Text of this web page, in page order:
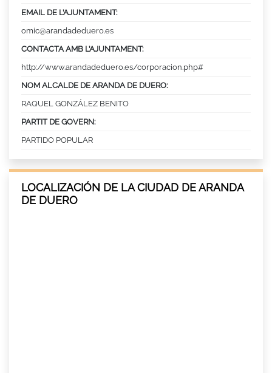
EMAIL DE L’AJUNTAMENT:
omic@arandadeduero.es
CONTACTA AMB L’AJUNTAMENT:
http://www.arandadeduero.es/corporacion.php#
NOM ALCALDE DE ARANDA DE DUERO:
RAQUEL GONZÁLEZ BENITO
PARTIT DE GOVERN:
PARTIDO POPULAR
LOCALIZACIÓN DE LA CIUDAD DE ARANDA
DE DUERO